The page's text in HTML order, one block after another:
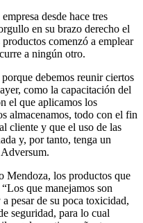
desde hace tres
en su brazo derecho el
comenzó a emplear
a ningún otro.
debemos reunir ciertos
como la capacitación del
el que aplicamos los
almacenamos, todo con el fin
cliente y que el uso de las
y, por tanto, tenga un
Mendoza, los productos que
que manejamos son
pesar de su poca toxicidad,
seguridad, para lo cual